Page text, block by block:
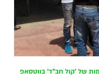
של 'קול חב"ד' בווטסאפ